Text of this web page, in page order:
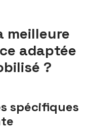
meilleure
adaptée
?
spécifiques